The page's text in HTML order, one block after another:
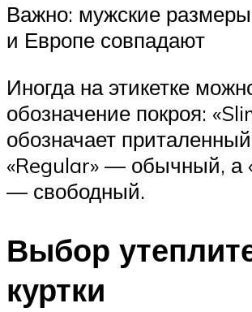
Важно: мужские
и Европе совпадают
Иногда на этикетке
обозначение покроя:
обозначает
«Regular» — обычный, а
— свободный.
Выбор
куртки